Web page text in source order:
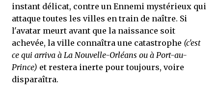
instant délicat, contre un Ennemi mystérieux qui
attaque toutes les villes en train de naître. Si
l'avatar meurt avant que la naissance soit
achevée, la ville connaîtra une catastrophe (c'est
ce qui arriva à La Nouvelle-Orléans ou à Port-au-
Prince) et restera inerte pour toujours, voire
disparaîtra.